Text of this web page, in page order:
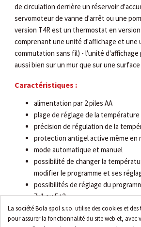
La société Bola spol s.r.o. utilise des cookies et
pour assurer la fonctionnalité du site web et, avec
de circulation derrière un réservoir
servomoteur de vanne d'arrêt ou une
version T4R est un thermostat en
comprenant une unité d'affichage et une
commutation sans fil) - l'unité
aussi bien sur un mur que sur une
Caractéristiques :
alimentation par 2 piles AA
plage de réglage de la température
précision de régulation de la
protection antigel active même en
mode automatique et manuel
possibilité de changer la
modifier le programme et ses
possibilités de réglage du
7x1 ou 5+2
(jours ouvrables et week-end)
mode vacances (maintien de la